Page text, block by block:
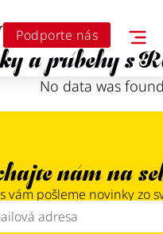
Podporte nás
a príbehy s
No data was found
nám na
vám pošleme novinky zo